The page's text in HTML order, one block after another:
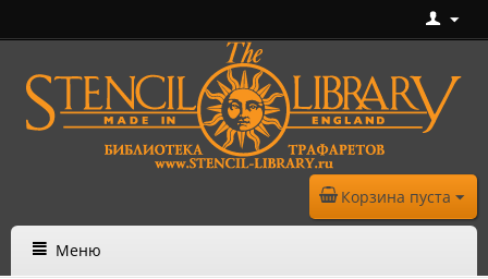
Корзина пуста
Меню